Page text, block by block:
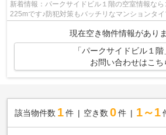
新着情報：パークサイドビル１階の空室情報な
225mです♪防犯対策もバッチリなマンションタ
現在空き物件情報がありま
「パークサイドビル１
お問い合わせはこち
該当物件数 1件 空き数 0 件 1～1